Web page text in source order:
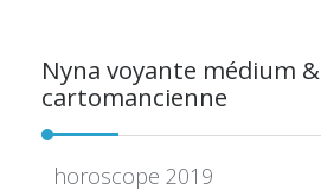
Nyna voyante médium &
cartomancienne
horoscope 2019